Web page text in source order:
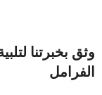
وثق بخبرتنا
الفرامل